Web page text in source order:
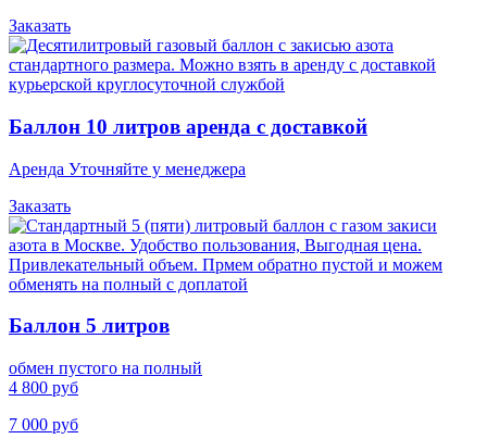
Заказать
Баллон 10 литров аренда с доставкой
Аренда Уточняйте у менеджера
Заказать
Баллон 5 литров
обмен пустого на полный
4 800 руб
7 000 руб